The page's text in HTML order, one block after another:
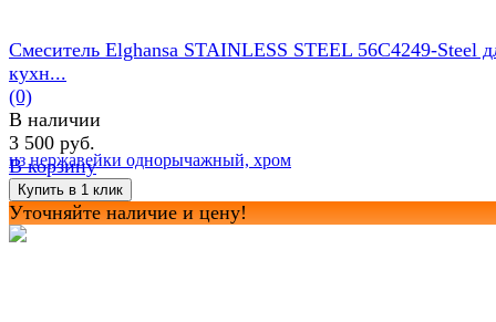
Смеситель Elghansa STAINLESS STEEL 56C4249-Steel
кухн...
(0)
В наличии
3 500 руб.
В корзину
Уточняйте наличие и цену!